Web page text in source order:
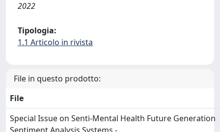
2022
Tipologia:
1.1 Articolo in rivista
File in questo prodotto:
File
Special Issue on Senti-Mental Health Future Generation